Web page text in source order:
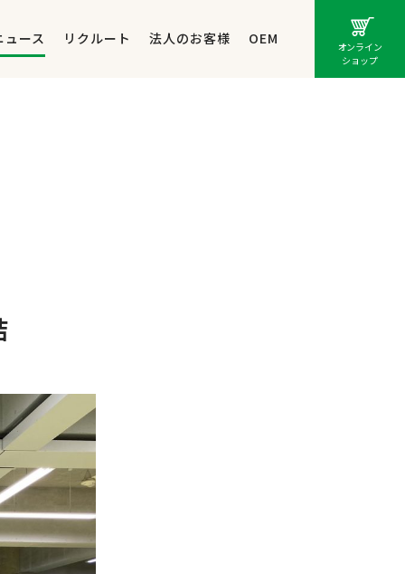
ュース リクルート 法人のお客様 OEM
オンライン
ショップ